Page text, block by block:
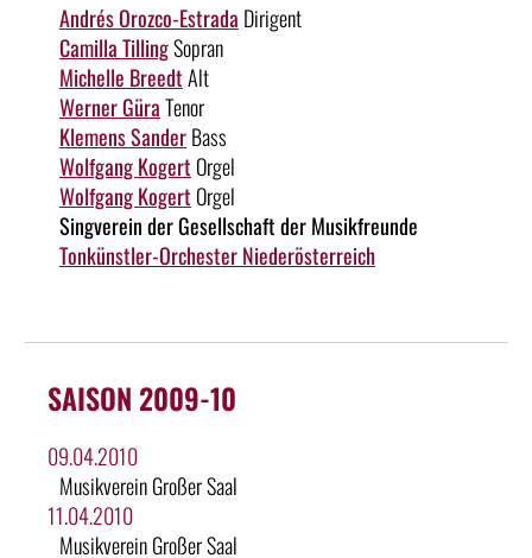
Andrés Orozco-Estrada Dirigent
Camilla TillingSopran
Michelle BreedtAlt
Werner GüraTenor
Klemens SanderBass
Wolfgang Kogert Orgel
Wolfgang Kogert Orgel
Singverein der Gesellschaft der Musikfreunde
Tonkünstler-Orchester Niederösterreich
SAISON 2009-10
09.04.2010
Musikverein Großer Saal
11.04.2010
Musikverein Großer Saal